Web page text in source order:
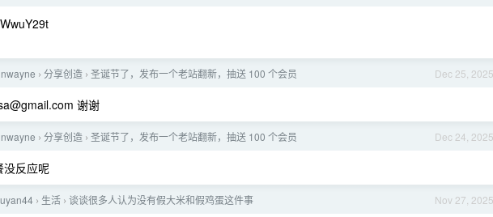
Dec 25, 2025
› 分享创造 › 圣诞节了，发布一个老站翻新，抽送 100 个会员
谢谢
Dec 24, 2025
› 分享创造 › 圣诞节了，发布一个老站翻新，抽送 100 个会员
没反应呢
Nov 27, 2025
› 生活 › 谈谈很多人认为没有假大米和假鸡蛋这件事